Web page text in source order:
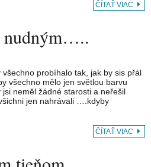
ČÍTAŤ VIAC
nudným…..
všechno probíhalo tak, jak by sis přál
všechno mělo jen světlou barvu
jsi neměl žádné starosti a neřešil
jen nahrávali ….kdyby
ČÍTAŤ VIAC